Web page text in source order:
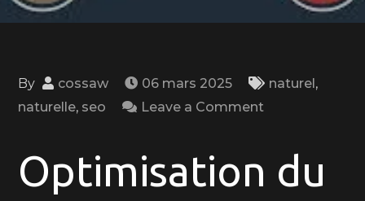
By cossaw 06 mars 2025 naturel,
naturelle, seo Leave a Comment
votre
Visibilité
Optimisation du